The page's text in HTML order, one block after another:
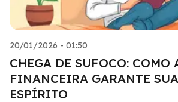
20/01/2026 - 01:50
CHEGA DE SUFOCO: COMO
FINANCEIRA GARANTE
ESPÍRITO